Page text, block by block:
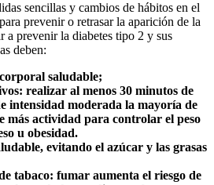
sencillas y cambios de hábitos en el
prevenir o retrasar la aparición de la
a prevenir la diabetes tipo 2 y sus
deben:
saludable;
realizar al menos 30 minutos de
intensidad moderada la mayoría de
más actividad para controlar el peso
u obesidad.
evitando el azúcar y las grasas
tabaco: fumar aumenta el riesgo de